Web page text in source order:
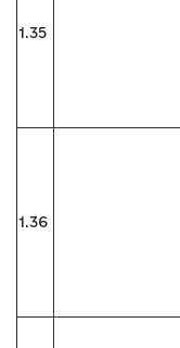
1.35
1.36